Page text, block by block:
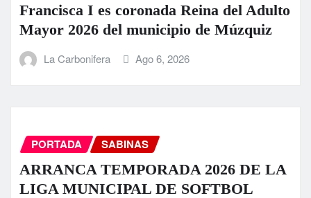
Francisca I es coronada Reina del Adulto
Mayor 2026 del municipio de Múzquiz
La Carbonifera Ago 6, 2026
PORTADA SABINAS
ARRANCA TEMPORADA 2026 DE LA
LIGA MUNICIPAL DE SOFTBOL